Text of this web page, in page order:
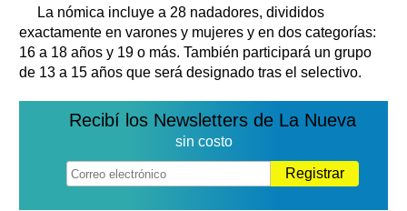
La nómica incluye a 28 nadadores, divididos
exactamente en varones y mujeres y en dos categorías:
16 a 18 años y 19 o más. También participará un grupo
de 13 a 15 años que será designado tras el selectivo.
Recibí los Newsletters de La Nueva
sin costo
Registrar